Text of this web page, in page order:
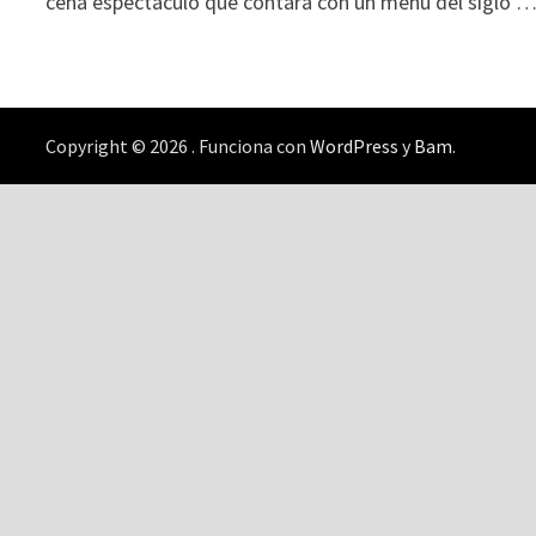
Copyright © 2026. Funciona conWordPress yBam.